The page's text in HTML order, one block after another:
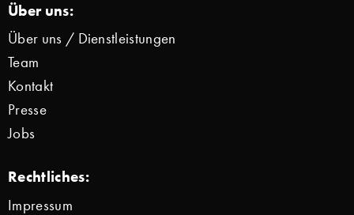
Über uns:
Über uns / Dienstleistungen
Team
Kontakt
Presse
Jobs
Rechtliches:
Impressum